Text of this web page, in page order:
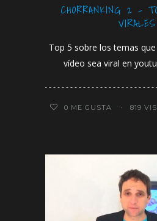
CHORRANKING 2 –
VIRALES
Top 5 sobre los temas
vídeo sea viral en
0 ME GUSTA 819